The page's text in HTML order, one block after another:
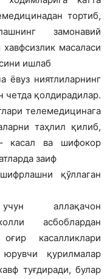
тортиб,
замонавий
масаласи
ишлаб
ёвуз ниятлиларнинг
четда қолдирадилар.
телемедицинага
таҳлил қилиб,
касал ва шифокор
заиф
қўллаган
аллақачон
асбоблардан
касалликлари
қурилмалар
туғдиради, булар